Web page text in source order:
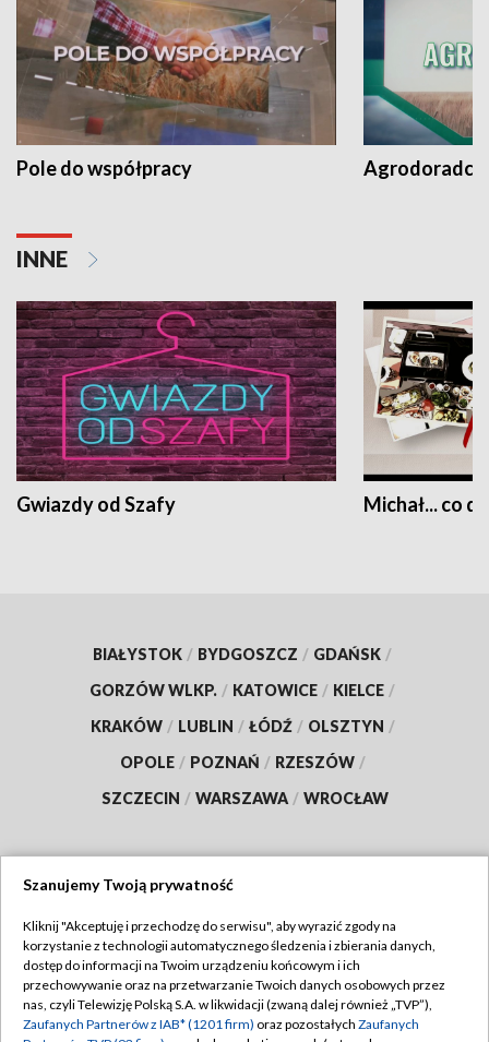
Pole do współpracy Agrodoradcy
INNE
Gwiazdy od Szafy Michał... co
BIAŁYSTOK / BYDGOSZCZ / GDAŃSK /
GORZÓW WLKP. / KATOWICE / KIELCE /
KRAKÓW / LUBLIN / ŁÓDŹ / OLSZTYN /
OPOLE / POZNAŃ / RZESZÓW /
SZCZECIN / WARSZAWA / WROCŁAW
TVP
Abonament TVP
Emisja w TVP
Regulamin TVP
Polityka prywatności
Szanujemy Twoją prywatność
Kliknij "Akceptuję i przechodzę do serwisu", aby wyrazić zgody na
korzystanie z technologii automatycznego śledzenia i zbierania danych,
dostęp do informacji na Twoim urządzeniu końcowym i ich
przechowywanie oraz na przetwarzanie Twoich danych osobowych przez
nas, czyli Telewizję Polską S.A. w likwidacji (zwaną dalej również „TVP”),
Zaufanych Partnerów z IAB* (1201 firm) oraz pozostałych Zaufanych